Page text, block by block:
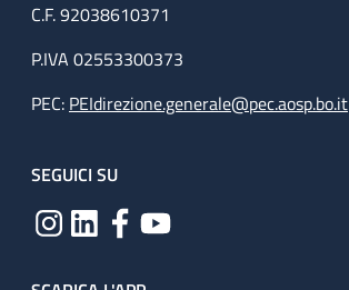
C.F. 92038610371
P.IVA 02553300373
PEC: PEIdirezione.generale@pec.aosp.bo.it
SEGUICI SU